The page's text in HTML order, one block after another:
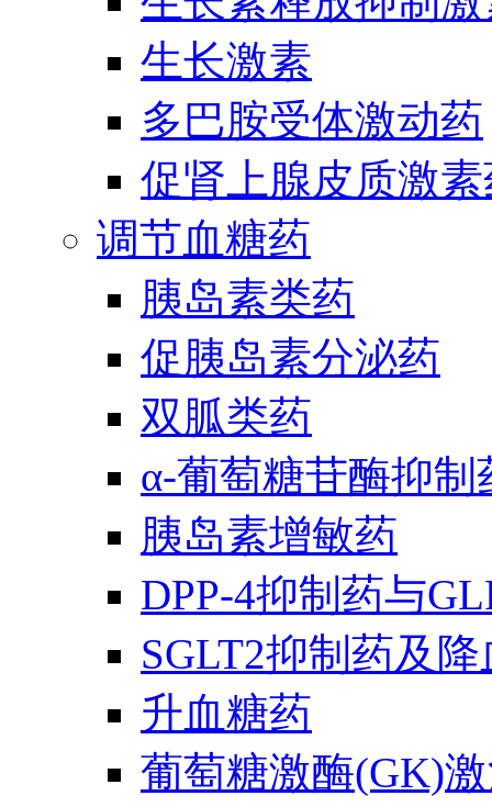
生长激素
多巴胺受体激动药
促肾上腺皮质激
调节血糖药
胰岛素类药
促胰岛素分泌药
双胍类药
α-葡萄糖苷酶抑制
胰岛素增敏药
DPP-4抑制药与
SGLT2抑制药及
升血糖药
葡萄糖激酶(GK)